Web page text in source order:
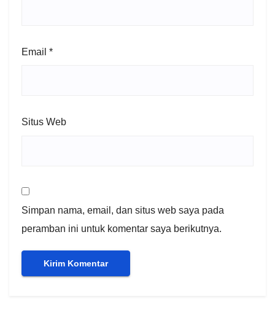
Email *
Situs Web
Simpan nama, email, dan situs web saya pada
peramban ini untuk komentar saya berikutnya.